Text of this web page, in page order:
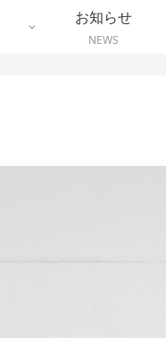
お知らせ
NEWS